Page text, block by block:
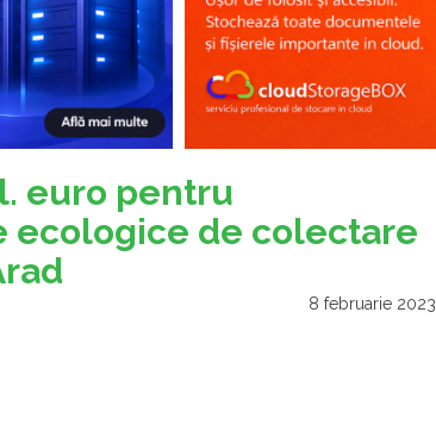
euro pentru
ecologice de colectare
8 februarie 2023